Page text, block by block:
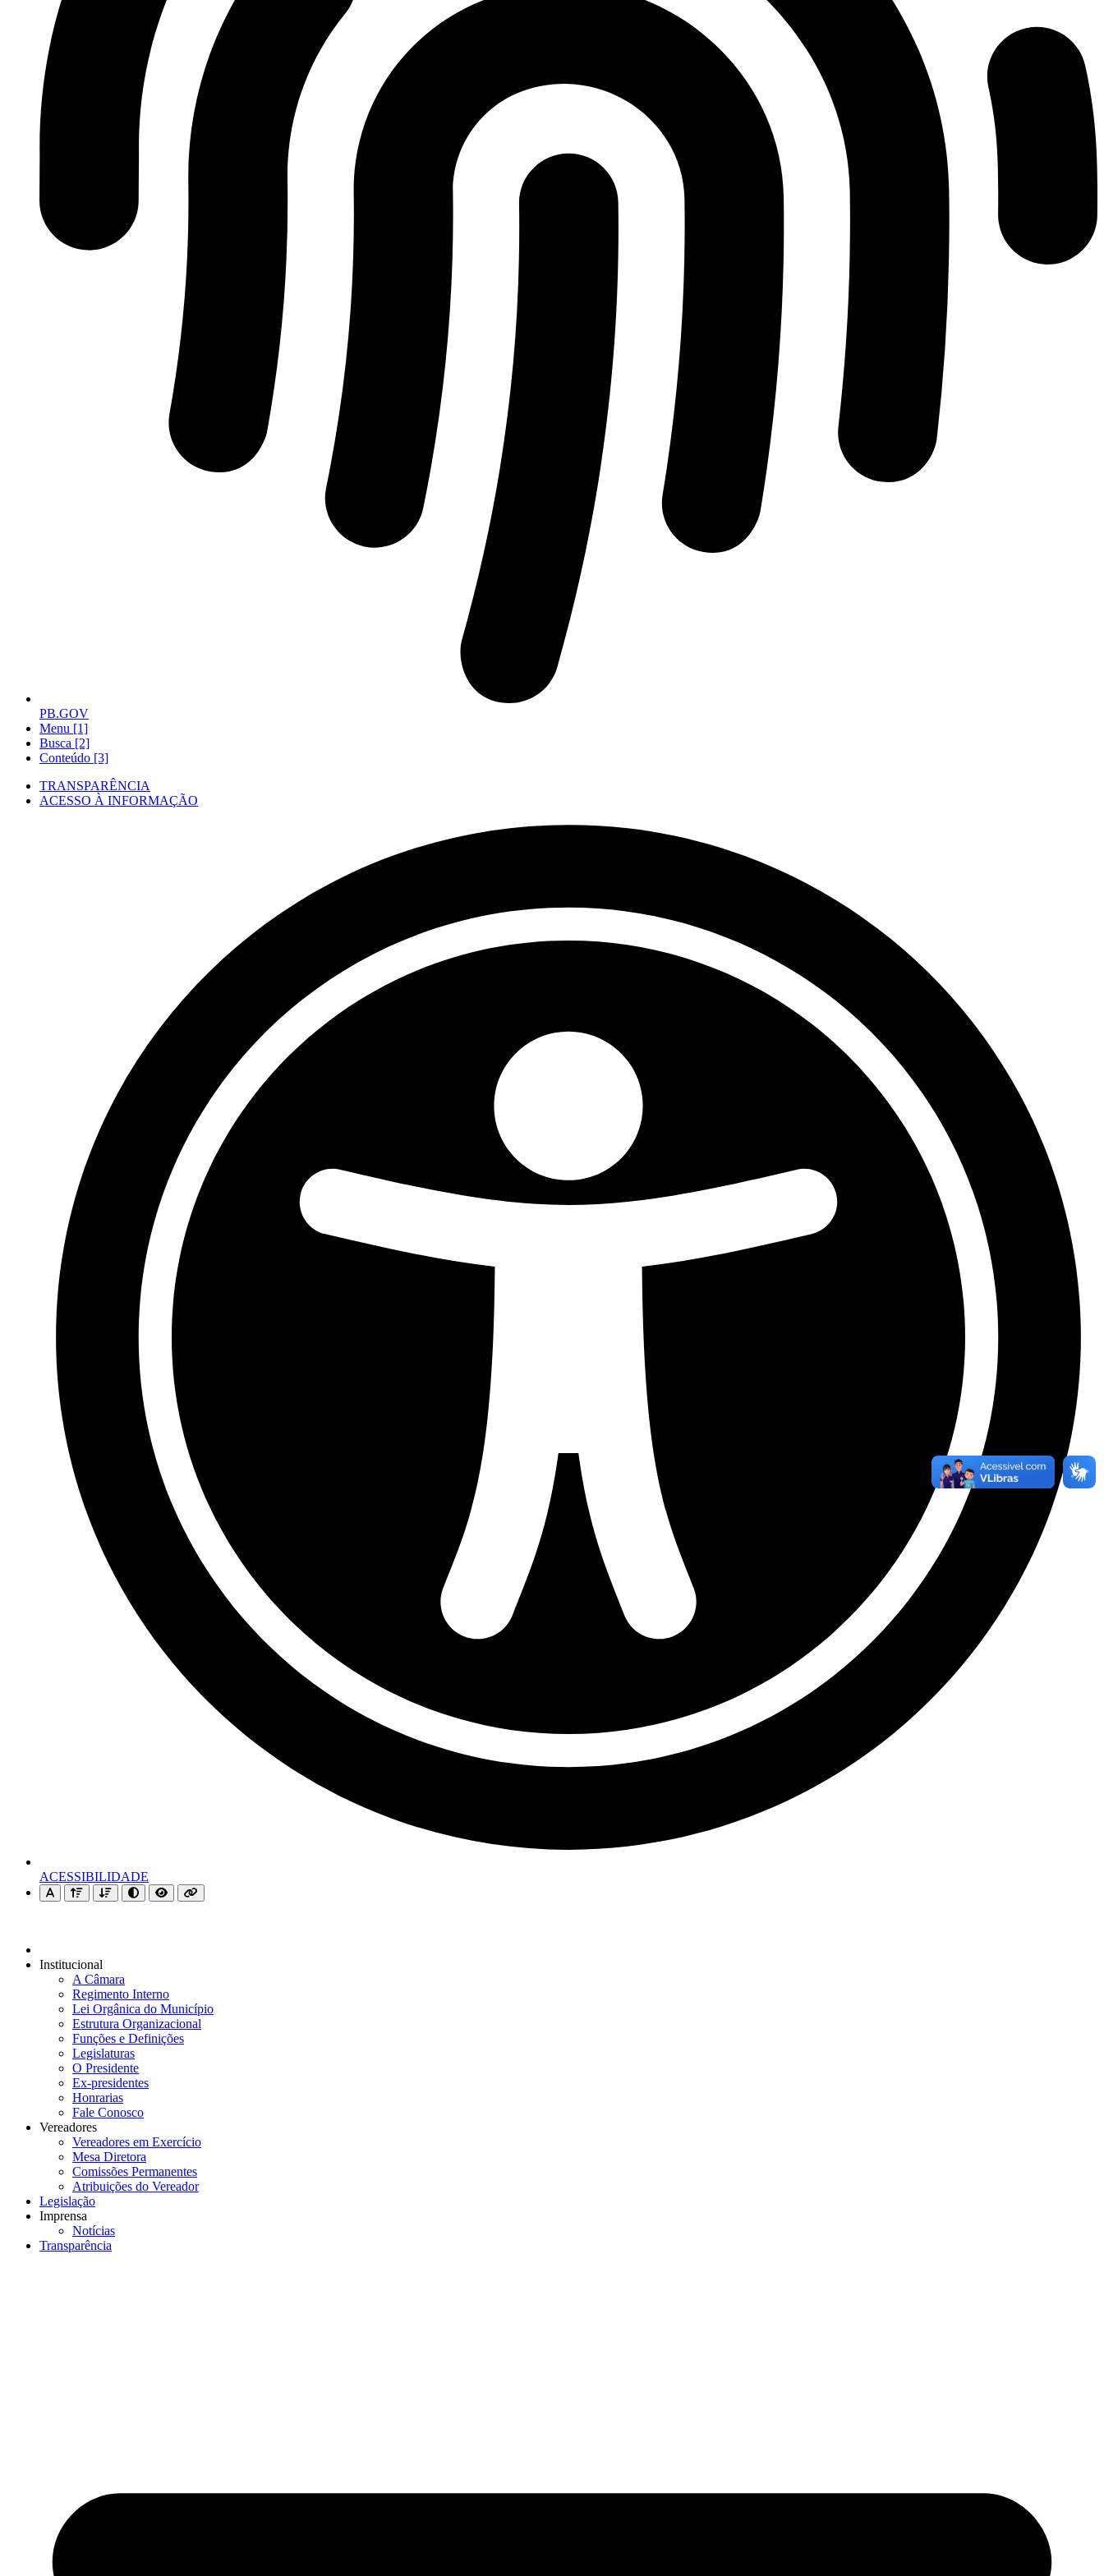
PB.GOV
Menu [1]
Busca [2]
Conteúdo [3]
TRANSPARÊNCIA
ACESSO À INFORMAÇÃO
ACESSIBILIDADE
Institucional
A Câmara
Regimento Interno
Lei Orgânica do Município
Estrutura Organizacional
Funções e Definições
Legislaturas
O Presidente
Ex-presidentes
Honrarias
Fale Conosco
Vereadores
Vereadores em Exercício
Mesa Diretora
Comissões Permanentes
Atribuições do Vereador
Legislação
Imprensa
Notícias
Transparência